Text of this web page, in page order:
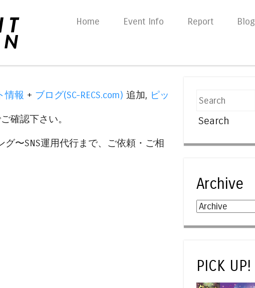
Skip to content
Home Event Info Report Blog
情報 + ブログ(SC-RECS.com) 追加, ピッ
確認下さい。
〜SNS運用代行まで、ご依頼・ご相
Search
Archive
PICK UP!